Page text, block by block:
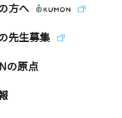
方へ
先生募集
の原点